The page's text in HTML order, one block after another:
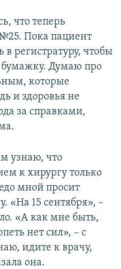
что теперь
Пока пациент
в регистратуру, чтобы
бумажку. Думаю про
которые
и здоровья не
за справками,
узнаю, что
к хирургу только
мной просит
«На 15 сентября», –
«А как мне быть,
нет сил», – с
идите к врачу,
она.